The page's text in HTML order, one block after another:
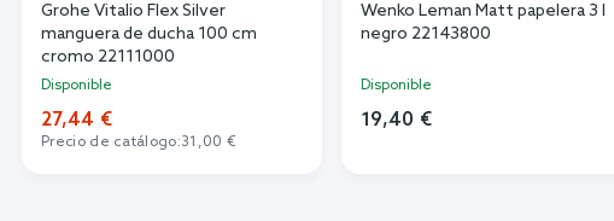
Grohe Vitalio Flex Silver
manguera de ducha 100 cm
cromo 22111000
Disponible
27,44 €
Precio de catálogo:31,00 €
Wenko Leman Matt papelera 3 l
negro 22143800
Disponible
19,40 €